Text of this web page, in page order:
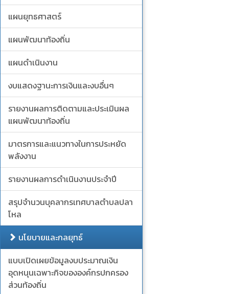
แผนยุทธศาสตร์
แผนพัฒนาท้องถิ่น
แผนดำเนินงาน
งบแสดงฐานะการเงินและงบอื่นๆ
รายงานผลการติดตามและประเมินผล
แผนพัฒนาท้องถิ่น
มาตรการและแนวทางในการประหยัด
พลังงาน
รายงานผลการดำเนินงานประจำปี
สรุปจำนวนบุคลากรเทศบาลตำบลปลา
โหล
นโยบายและกลยุทธ์
แบบเปิดเผยข้อมูลงบประมาณเงิน
อุดหนุนเฉพาะกิจขององค์กรปกครอง
ส่วนท้องถิ่น